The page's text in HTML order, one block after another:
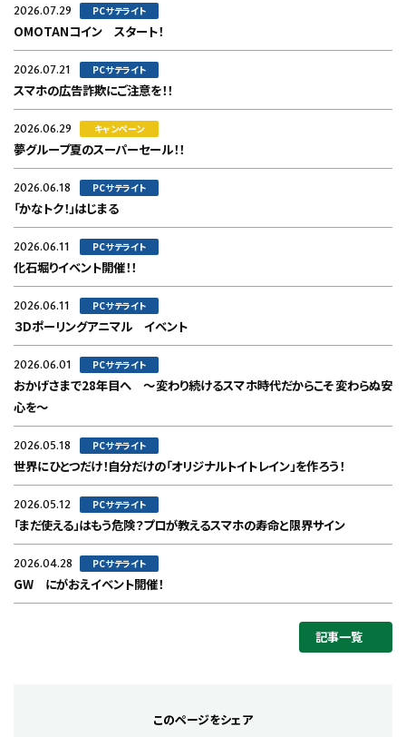
2026.07.29 PCサテライト
OMOTANコイン スタート！
2026.07.21 PCサテライト
スマホの広告詐欺にご注意を！！
2026.06.29 キャンペーン
夢グループ夏のスーパーセール！！
2026.06.18 PCサテライト
「かなトク！」はじまる
2026.06.11 PCサテライト
化石堀りイベント開催！！
2026.06.11 PCサテライト
３Dポーリングアニマル イベント
2026.06.01 PCサテライト
おかげさまで28年目へ ～変わり続けるスマホ時代だからこそ変わらぬ安
心を～
2026.05.18 PCサテライト
世界にひとつだけ！自分だけの「オリジナルトイトレイン」を作ろう！
2026.05.12 PCサテライト
「まだ使える」はもう危険？プロが教えるスマホの寿命と限界サイン
2026.04.28 PCサテライト
GW にがおえイベント開催！
記事一覧
このページをシェア